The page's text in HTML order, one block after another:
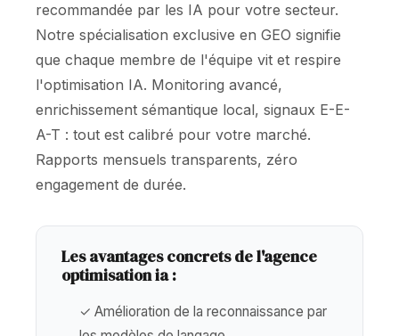
recommandée par les IA pour votre secteur.
Notre spécialisation exclusive en GEO signifie
que chaque membre de l'équipe vit et respire
l'optimisation IA. Monitoring avancé,
enrichissement sémantique local, signaux E-E-
A-T : tout est calibré pour votre marché.
Rapports mensuels transparents, zéro
engagement de durée.
Les avantages concrets de l'agence
optimisation ia :
✓ Amélioration de la reconnaissance par